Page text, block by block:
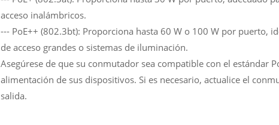
acceso inalámbricos.
--- PoE++ (802.3bt): Proporciona hasta 60 W o 100 W por puerto,
de acceso grandes o sistemas de iluminación.
Asegúrese de que su conmutador sea compatible con el estándar
alimentación de sus dispositivos. Si es necesario, actualice el
salida.